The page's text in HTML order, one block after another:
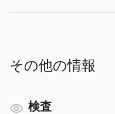
その他の情報
検査